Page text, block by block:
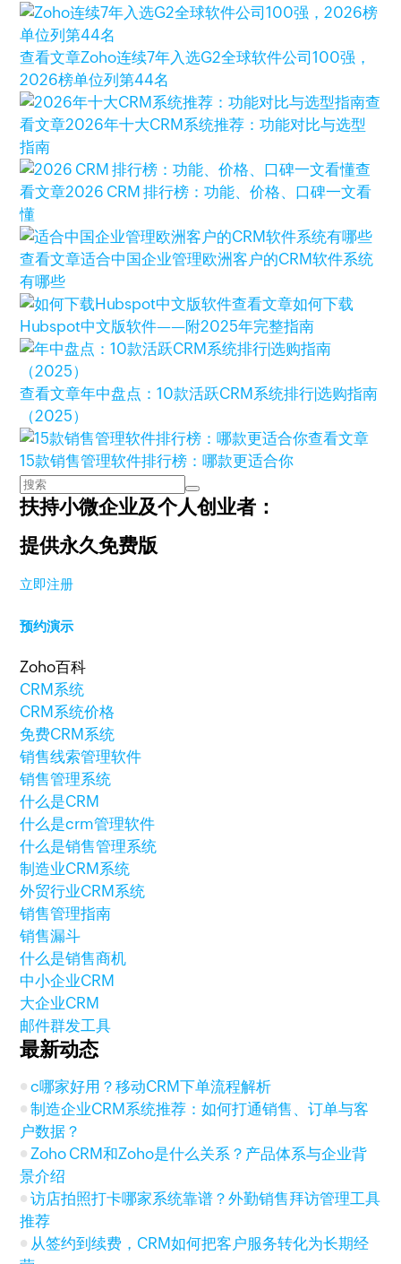
查看文章Zoho连续7年入选G2全球软件公司100强，
2026榜单位列第44名
查
看文章2026年十大CRM系统推荐：功能对比与选型
指南
查
看文章2026 CRM 排行榜：功能、价格、口碑一文看
懂
查看文章适合中国企业管理欧洲客户的CRM软件系统
有哪些
查看文章如何下载
Hubspot中文版软件——附2025年完整指南
查看文章年中盘点：10款活跃CRM系统排行|选购指南
（2025）
查看文章
15款销售管理软件排行榜：哪款更适合你
扶持小微企业及个人创业者：
提供永久免费版
立即注册
预约演示
Zoho百科
CRM系统
CRM系统价格
免费CRM系统
销售线索管理软件
销售管理系统
什么是CRM
什么是crm管理软件
什么是销售管理系统
制造业CRM系统
外贸行业CRM系统
销售管理指南
销售漏斗
什么是销售商机
中小企业CRM
大企业CRM
邮件群发工具
最新动态
c哪家好用？移动CRM下单流程解析
制造企业CRM系统推荐：如何打通销售、订单与客
户数据？
Zoho CRM和Zoho是什么关系？产品体系与企业背
景介绍
访店拍照打卡哪家系统靠谱？外勤销售拜访管理工具
推荐
从签约到续费，CRM如何把客户服务转化为长期经